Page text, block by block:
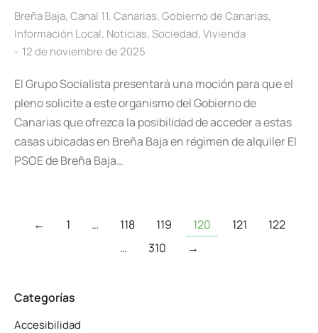
Breña Baja, Canal 11, Canarias, Gobierno de Canarias,
Información Local, Noticias, Sociedad, Vivienda
12 de noviembre de 2025
El Grupo Socialista presentará una moción para que el
pleno solicite a este organismo del Gobierno de
Canarias que ofrezca la posibilidad de acceder a estas
casas ubicadas en Breña Baja en régimen de alquiler El
PSOE de Breña Baja…
← 1 … 118 119 120 121
122
…
310 →
Categorías
Accesibilidad